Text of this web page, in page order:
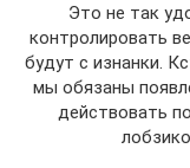
Это не так
контролировать
будут с изнанки.
мы обязаны
действовать